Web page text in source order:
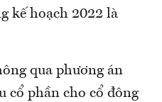
kế hoạch 2022 là
qua phương án
cổ phần cho cổ đông